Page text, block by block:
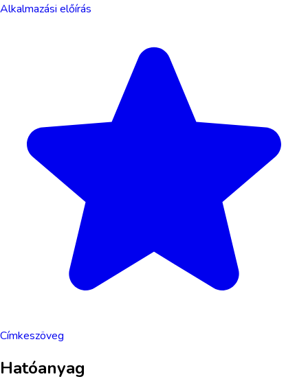
Alkalmazási előírás
Címkeszöveg
Hatóanyag